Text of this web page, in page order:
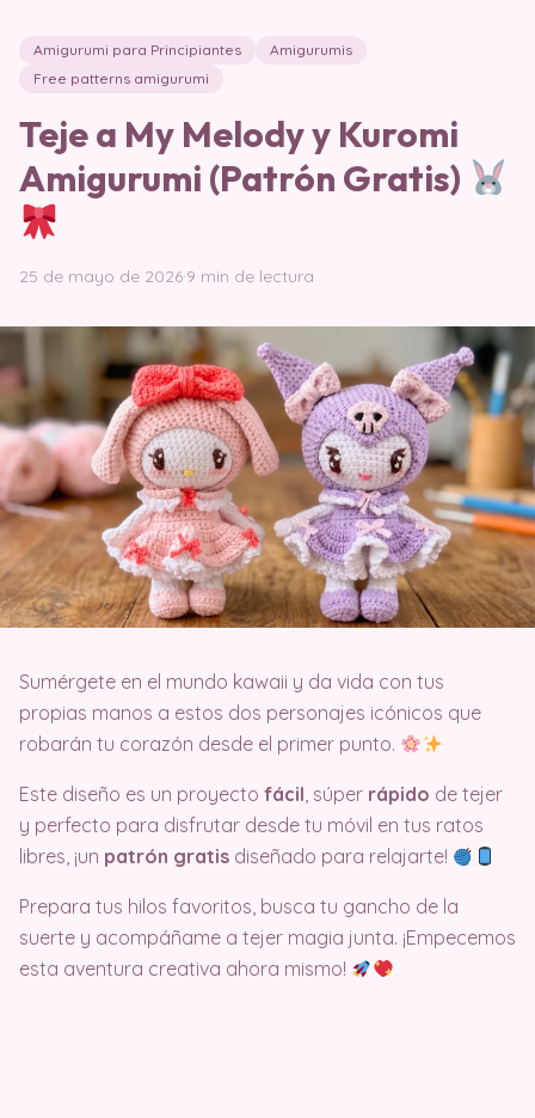
Amigurumi para Principiantes
Amigurumis
Free patterns amigurumi
Teje a My Melody y Kuromi
Amigurumi (Patrón Gratis)
25 de mayo de 2026·9 min de lectura
Sumérgete en el mundo kawaii y da vida con tus
propias manos a estos dos personajes icónicos que
robarán tu corazón desde el primer punto.
Este diseño es un proyecto fácil, súper rápido de tejer
y perfecto para disfrutar desde tu móvil en tus ratos
libres, ¡un patrón gratis diseñado para relajarte!
Prepara tus hilos favoritos, busca tu gancho de la
suerte y acompáñame a tejer magia junta. ¡Empecemos
esta aventura creativa ahora mismo!